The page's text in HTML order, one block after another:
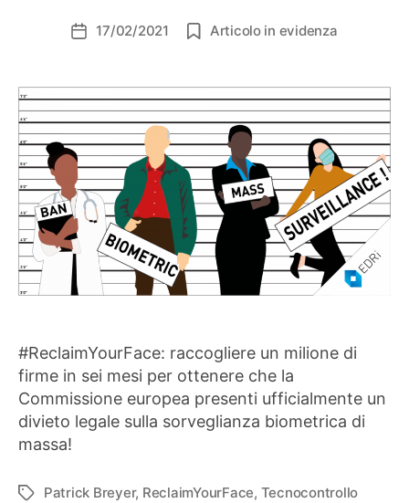
Data17/02/2021 Articolo in evidenza
#ReclaimYourFace: raccogliere un milione di
firme in sei mesi per ottenere che la
Commissione europea presenti ufficialmente un
divieto legale sulla sorveglianza biometrica di
massa!
Tag Patrick Breyer, ReclaimYourFace, Tecnocontrollo